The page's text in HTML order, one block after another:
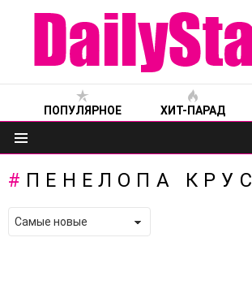
ПОПУЛЯРНОЕ ХИТ-ПАРАД
Меню
ПЕНЕЛОПА КРУС